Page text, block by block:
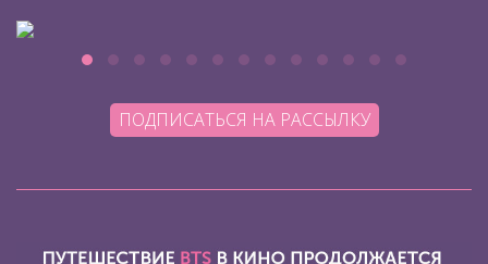
ПОДПИСАТЬСЯ НА РАССЫЛКУ